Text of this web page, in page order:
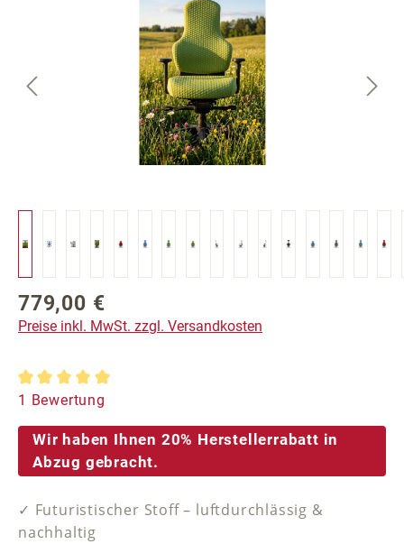
Regulärer Preis:
779,00 €
Preise inkl. MwSt. zzgl. Versandkosten
Durchschnittliche Bewertung von 5 von 5 Sternen
1 Bewertung
Wir haben Ihnen 20% Herstellerrabatt in
Abzug gebracht.
✓ Futuristischer Stoff – luftdurchlässig &
nachhaltig